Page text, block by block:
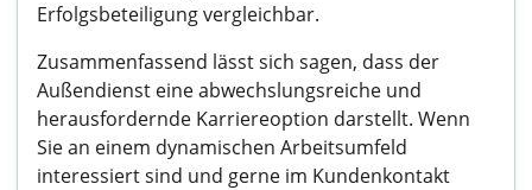
Erfolgsbeteiligung vergleichbar.
Zusammenfassend lässt sich sagen, dass der
Außendienst eine abwechslungsreiche und
herausfordernde Karriereoption darstellt. Wenn
Sie an einem dynamischen Arbeitsumfeld
interessiert sind und gerne im Kundenkontakt